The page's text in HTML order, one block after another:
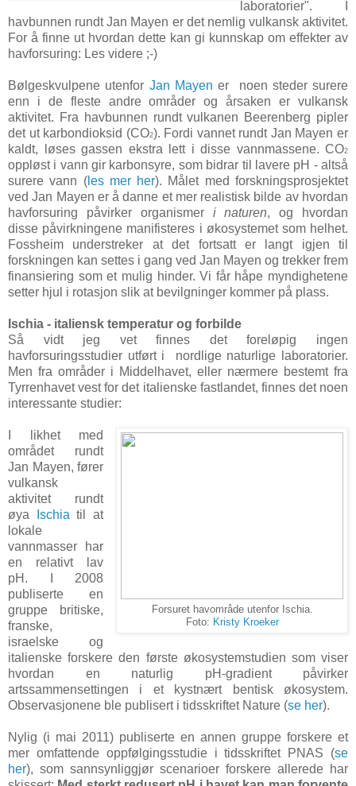
laboratorier". I
havbunnen rundt Jan Mayen er det nemlig vulkansk aktivitet.
For å finne ut hvordan dette kan gi kunnskap om effekter av
havforsuring: Les videre ;-)
Bølgeskvulpene utenfor Jan Mayen er noen steder surere
enn i de fleste andre områder og årsaken er vulkansk
aktivitet. Fra havbunnen rundt vulkanen Beerenberg pipler
det ut karbondioksid (CO2). Fordi vannet rundt Jan Mayen er
kaldt, løses gassen ekstra lett i disse vannmassene. CO2
oppløst i vann gir karbonsyre, som bidrar til lavere pH - altså
surere vann (les mer her). Målet med forskningsprosjektet
ved Jan Mayen er å danne et mer realistisk bilde av hvordan
havforsuring påvirker organismer i naturen, og hvordan
disse påvirkningene manifisteres i økosystemet som helhet.
Fossheim understreker at det fortsatt er langt igjen til
forskningen kan settes i gang ved Jan Mayen og trekker frem
finansiering som et mulig hinder. Vi får håpe myndighetene
setter hjul i rotasjon slik at bevilgninger kommer på plass.
Ischia - italiensk temperatur og forbilde
Så vidt jeg vet finnes det foreløpig ingen
havforsuringsstudier utført i nordlige naturlige laboratorier.
Men fra områder i Middelhavet, eller nærmere bestemt fra
Tyrrenhavet vest for det italienske fastlandet, finnes det noen
interessante studier:
Forsuret havområde utenfor Ischia.
Foto: Kristy Kroeker
I likhet med
området rundt
Jan Mayen, fører
vulkansk
aktivitet rundt
øya
Ischia til at
lokale
vannmasser har
en relativt lav
pH. I 2008
publiserte en
gruppe britiske,
franske,
israelske og
italienske forskere den første økosystemstudien som viser
hvordan en naturlig pH-gradient påvirker
artssammensettingen i et kystnært bentisk økosystem.
Observasjonene ble publisert i tidsskriftet Nature (se her).
Nylig (i mai 2011) publiserte en annen gruppe forskere et
mer omfattende oppfølgingsstudie i tidsskriftet PNAS (se
her), som sannsynliggjør scenarioer forskere allerede har